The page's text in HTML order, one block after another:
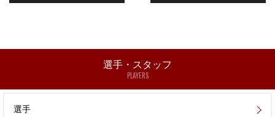
選手・スタッフ
PLAYERS
選手